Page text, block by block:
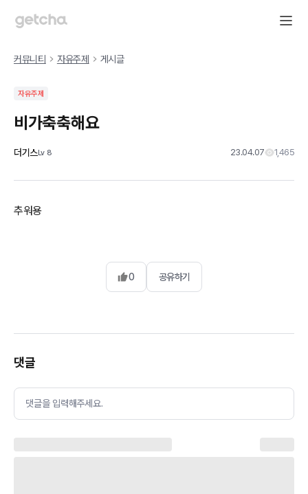
커뮤니티 자유주제 게시글
자유주제
비가축축해요
더기스Lv 8 23.04.07 1,465
추워용
0 공유하기
댓글
댓글을 입력해주세요.